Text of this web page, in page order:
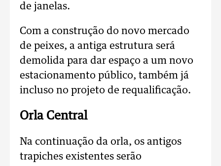
de janelas.
Com a construção do novo mercado
de peixes, a antiga estrutura será
demolida para dar espaço a um novo
estacionamento público, também já
incluso no projeto de requalificação.
Orla Central
Na continuação da orla, os antigos
trapiches existentes serão